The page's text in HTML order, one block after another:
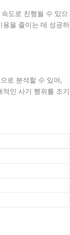
도로 진행될 수 있으
용을 줄이는 데 성공하
로 분석할 수 있어,
인 사기 행위를 조기